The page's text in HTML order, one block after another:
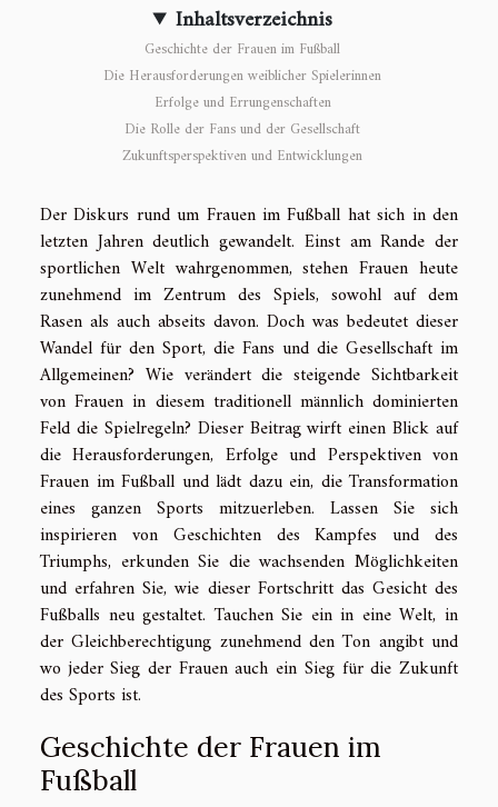
Inhaltsverzeichnis
Geschichte der Frauen im Fußball
Die Herausforderungen weiblicher Spielerinnen
Erfolge und Errungenschaften
Die Rolle der Fans und der Gesellschaft
Zukunftsperspektiven und Entwicklungen
Der Diskurs rund um Frauen im Fußball hat sich in den
letzten Jahren deutlich gewandelt. Einst am Rande der
sportlichen Welt wahrgenommen, stehen Frauen heute
zunehmend im Zentrum des Spiels, sowohl auf dem
Rasen als auch abseits davon. Doch was bedeutet dieser
Wandel für den Sport, die Fans und die Gesellschaft im
Allgemeinen? Wie verändert die steigende Sichtbarkeit
von Frauen in diesem traditionell männlich dominierten
Feld die Spielregeln? Dieser Beitrag wirft einen Blick auf
die Herausforderungen, Erfolge und Perspektiven von
Frauen im Fußball und lädt dazu ein, die Transformation
eines ganzen Sports mitzuerleben. Lassen Sie sich
inspirieren von Geschichten des Kampfes und des
Triumphs, erkunden Sie die wachsenden Möglichkeiten
und erfahren Sie, wie dieser Fortschritt das Gesicht des
Fußballs neu gestaltet. Tauchen Sie ein in eine Welt, in
der Gleichberechtigung zunehmend den Ton angibt und
wo jeder Sieg der Frauen auch ein Sieg für die Zukunft
des Sports ist.
Geschichte der Frauen im
Fußball